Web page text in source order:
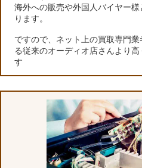
海外への販売や外国人バイヤー
ります。
ですので、ネット上の買取専門
る従来のオーディオ店さんより
す